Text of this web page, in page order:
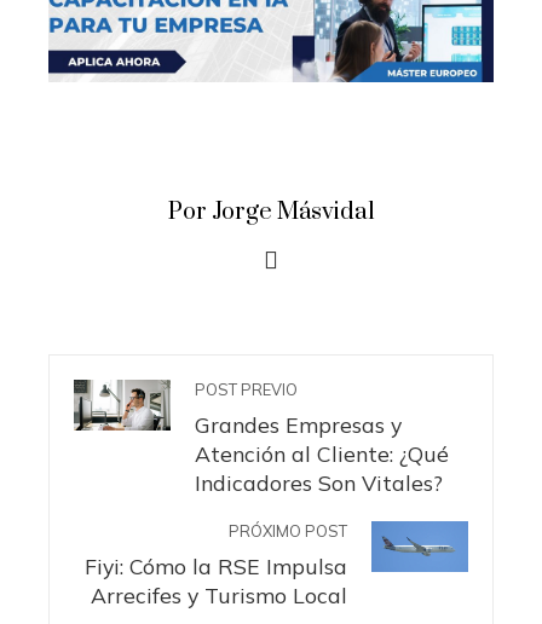
Por Jorge Másvidal
POST PREVIO
Grandes Empresas y
Atención al Cliente: ¿Qué
Indicadores Son Vitales?
PRÓXIMO POST
Fiyi: Cómo la RSE Impulsa
Arrecifes y Turismo Local